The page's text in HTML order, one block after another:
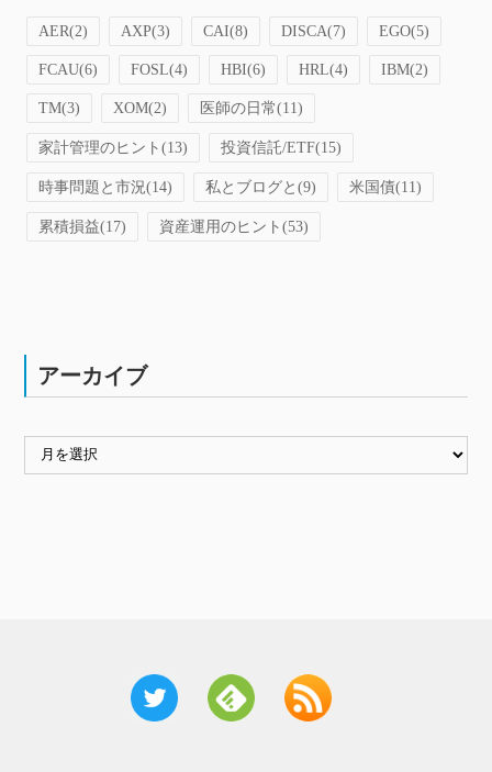
AER(2) AXP(3) CAI(8) DISCA(7) EGO(5)
FCAU(6) FOSL(4) HBI(6) HRL(4) IBM(2)
TM(3) XOM(2) 医師の日常(11)
家計管理のヒント(13) 投資信託/ETF(15)
時事問題と市況(14) 私とブログと(9) 米国債(11)
累積損益(17) 資産運用のヒント(53)
アーカイブ